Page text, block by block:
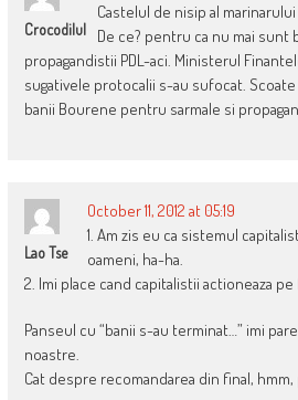
Crocodilul
Castelul de nisip al
De ce? pentru ca nu mai
propagandistii PDL-aci. Ministerul
sugativele protocalii s-au sufocat.
banii Bourene pentru sarmale si
Lao Tse
October 11, 2012 at 05:19
1. Am zis eu ca sistemul
oameni, ha-ha.
2. Imi place cand capitalistii actioneaza pe
Panseul cu “banii s-au terminat…” imi
noastre.
Cat despre recomandarea din final,